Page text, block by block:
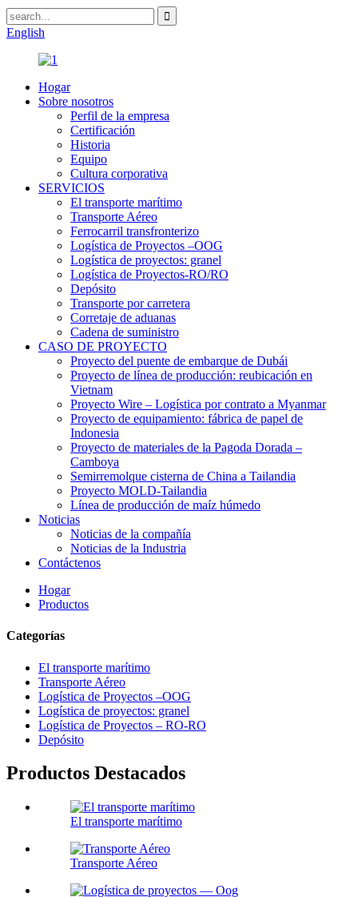
English
Hogar
Sobre nosotros
Perfil de la empresa
Certificación
Historia
Equipo
Cultura corporativa
SERVICIOS
El transporte marítimo
Transporte Aéreo
Ferrocarril transfronterizo
Logística de Proyectos –OOG
Logística de proyectos: granel
Logística de Proyectos-RO/RO
Depósito
Transporte por carretera
Corretaje de aduanas
Cadena de suministro
CASO DE PROYECTO
Proyecto del puente de embarque de Dubái
Proyecto de línea de producción: reubicación en
Vietnam
Proyecto Wire – Logística por contrato a Myanmar
Proyecto de equipamiento: fábrica de papel de
Indonesia
Proyecto de materiales de la Pagoda Dorada –
Camboya
Semirremolque cisterna de China a Tailandia
Proyecto MOLD-Tailandia
Línea de producción de maíz húmedo
Noticias
Noticias de la compañía
Noticias de la Industria
Contáctenos
Hogar
Productos
Categorías
El transporte marítimo
Transporte Aéreo
Logística de Proyectos –OOG
Logística de proyectos: granel
Logística de Proyectos – RO-RO
Depósito
Productos Destacados
El transporte marítimo
Transporte Aéreo